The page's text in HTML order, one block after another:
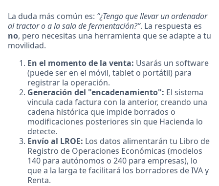
La duda más común es: “¿Tengo que llevar un ordenador
al tractor o a la sala de fermentación?”. La respuesta es
no, pero necesitas una herramienta que se adapte a tu
movilidad.
En el momento de la venta: Usarás un software
(puede ser en el móvil, tablet o portátil) para
registrar la operación.
Generación del "encadenamiento": El sistema
vincula cada factura con la anterior, creando una
cadena histórica que impide borrados o
modificaciones posteriores sin que Hacienda lo
detecte.
Envío al LROE: Los datos alimentarán tu Libro de
Registro de Operaciones Económicas (modelos
140 para autónomos o 240 para empresas), lo
que a la larga te facilitará los borradores de IVA y
Renta.